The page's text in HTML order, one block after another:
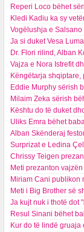
Reperi Loco bëhet
Kledi Kadiu ka sy
Vogëlushja e
Ja si duket Vesa
Dr. Flori rilind, Alban
Vajza e Nora Istrefit
Këngëtarja shqiptare,
Eddie Murphy sërish
Milaim Zeka sërish
Kështu do të duket
Uliks Emra bëhet
Alban Skënderaj
Surprizat e Ledina
Chrissy Teigen
Meti prezanton
Miriam Cani publikon
Meti i Big Brother së
Ja kujt nuk i thotë dot
Resul Sinani bëhet
Kur do të lindë gruaja